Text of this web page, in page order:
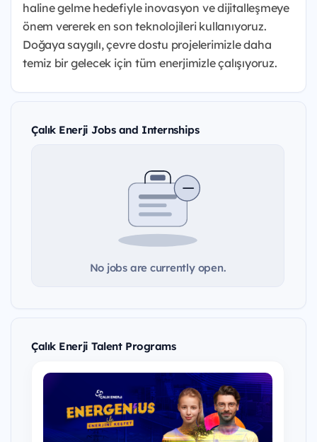
haline gelme hedefiyle inovasyon ve dijitalleşmeye
önem vererek en son teknolojileri kullanıyoruz.
Doğaya saygılı, çevre dostu projelerimizle daha
temiz bir gelecek için tüm enerjimizle çalışıyoruz.
Çalık Enerji Jobs and Internships
No jobs are currently open.
Çalık Enerji Talent Programs